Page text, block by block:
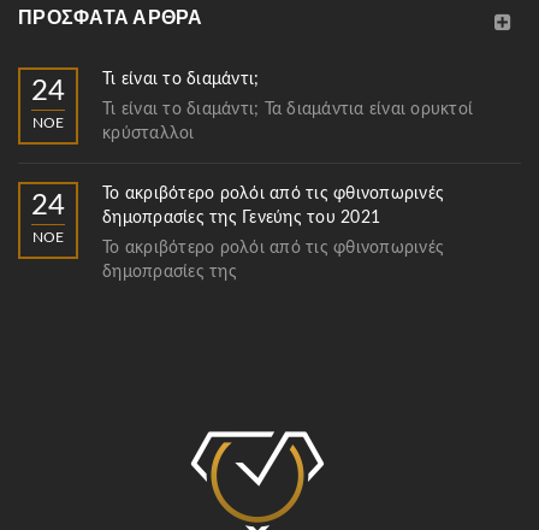
ΠΡΌΣΦΑΤΑ ΆΡΘΡΑ
24
ΝΟΈ
Τι είναι το διαμάντι;
Τι είναι το διαμάντι; Τα διαμάντια είναι ορυκτοί
κρύσταλλοι
24
ΝΟΈ
Το ακριβότερο ρολόι από τις φθινοπωρινές
δημοπρασίες της Γενεύης του 2021
Το ακριβότερο ρολόι από τις φθινοπωρινές
δημοπρασίες της